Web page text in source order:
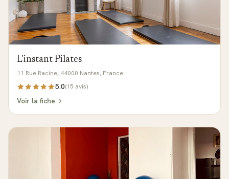
L'instant Pilates
11 Rue Racine, 44000 Nantes, France
5.0(15 avis)
Voir la fiche